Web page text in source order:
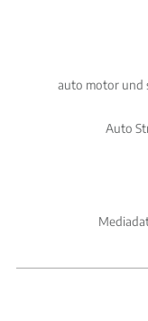
auto motor und
Auto